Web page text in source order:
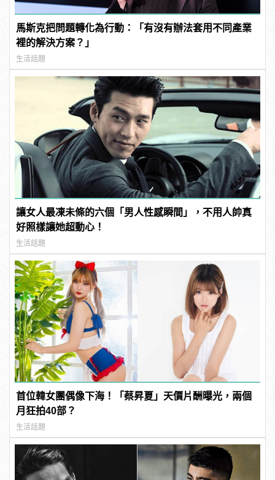
馬斯克把問題轉化為行動：「有沒有辦法套用不同產業
裡的解決方案？」
生活話題
讓女人最凍未條的六個「男人性感瞬間」，不用人帥真
好照樣讓她超動心！
生活話題
首位韓女團偶像下海！「蔡昇夏」天價片酬曝光，兩個
月狂拍40部？
生活話題